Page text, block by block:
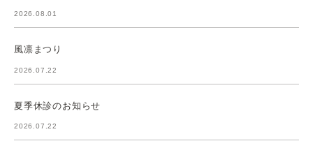
2026.08.01
風凛まつり
2026.07.22
夏季休診のお知らせ
2026.07.22